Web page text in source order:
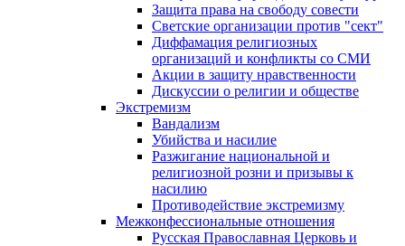
Защита права на свободу совести
Светские организации против "сект"
Диффамация религиозных
организаций и конфликты со СМИ
Акции в защиту нравственности
Дискуссии о религии и обществе
Экстремизм
Вандализм
Убийства и насилие
Разжигание национальной и
религиозной розни и призывы к
насилию
Противодействие экстремизму
Межконфессиональные отношения
Русская Православная Церковь и